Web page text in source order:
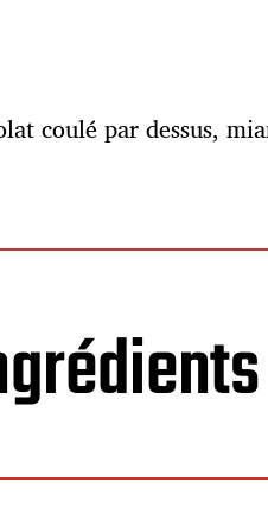
coulé par dessus,